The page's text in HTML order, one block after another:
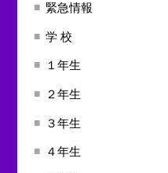
緊急情報
学 校
１年生
２年生
３年生
４年生